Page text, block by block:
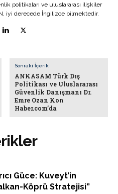
Güce: Kuveyt’in
Köprü Stratejisi”
politikaları ve uluslararası ilişkiler
iyi derecede İngilizce bilmektedir.
Sonraki İçerik
ANKASAM Türk Dış
Politikası ve Uluslararası
Güvenlik Danışmanı Dr.
Emre Ozan Kon
Haber.com’da